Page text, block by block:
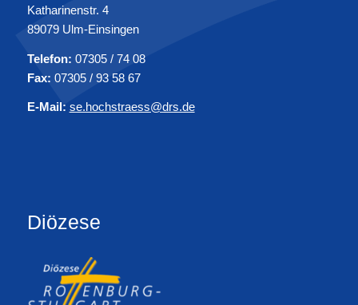
Katharinenstr. 4
89079 Ulm-Einsingen
Telefon: 07305 / 74 08
Fax: 07305 / 93 58 67
E-Mail: se.hochstraess@drs.de
Diözese